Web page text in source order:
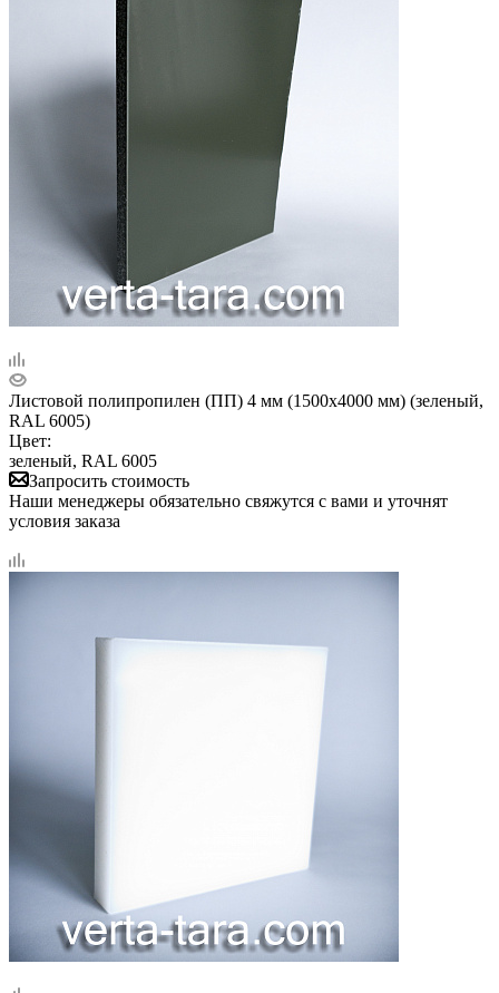
Листовой полипропилен (ПП) 4 мм (1500х4000 мм) (зеленый,
RAL 6005)
Цвет:
зеленый, RAL 6005
Запросить стоимость
Наши менеджеры обязательно свяжутся с вами и уточнят
условия заказа